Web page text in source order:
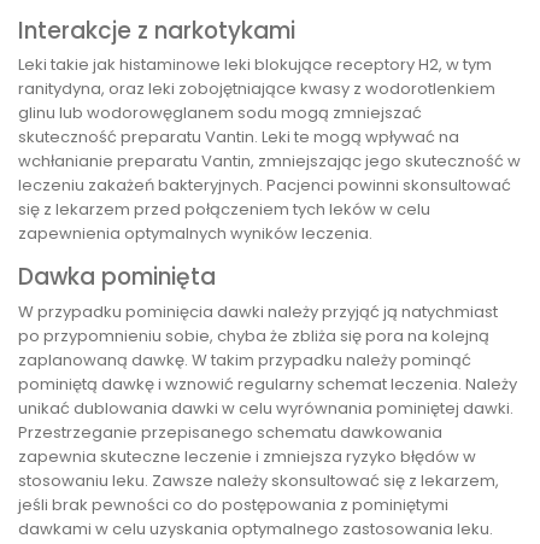
Interakcje z narkotykami
Leki takie jak histaminowe leki blokujące receptory H2, w tym
ranitydyna, oraz leki zobojętniające kwasy z wodorotlenkiem
glinu lub wodorowęglanem sodu mogą zmniejszać
skuteczność preparatu Vantin. Leki te mogą wpływać na
wchłanianie preparatu Vantin, zmniejszając jego skuteczność w
leczeniu zakażeń bakteryjnych. Pacjenci powinni skonsultować
się z lekarzem przed połączeniem tych leków w celu
zapewnienia optymalnych wyników leczenia.
Dawka pominięta
W przypadku pominięcia dawki należy przyjąć ją natychmiast
po przypomnieniu sobie, chyba że zbliża się pora na kolejną
zaplanowaną dawkę. W takim przypadku należy pominąć
pominiętą dawkę i wznowić regularny schemat leczenia. Należy
unikać dublowania dawki w celu wyrównania pominiętej dawki.
Przestrzeganie przepisanego schematu dawkowania
zapewnia skuteczne leczenie i zmniejsza ryzyko błędów w
stosowaniu leku. Zawsze należy skonsultować się z lekarzem,
jeśli brak pewności co do postępowania z pominiętymi
dawkami w celu uzyskania optymalnego zastosowania leku.